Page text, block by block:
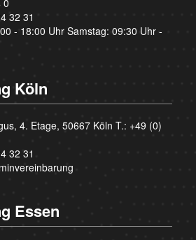
0
32 31
- 18:00 Uhr Samstag: 09:30 Uhr -
Köln
4. Etage, 50667 Köln T.: +49 (0)
32 31
Essen